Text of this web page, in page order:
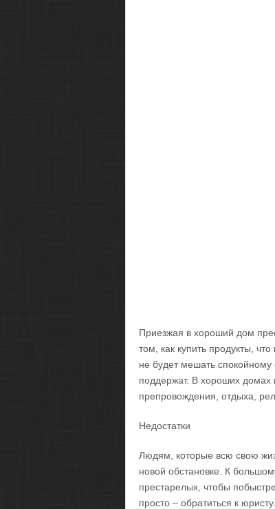
Приезжая в хороший дом
том, как купить продукты,
не будет мешать
поддержат. В хороших домах
препровождения, отдыха,
Недостатки
Людям, которые всю свою
новой обстановке. К
престарелых, чтобы
просто – обратиться к юристу.